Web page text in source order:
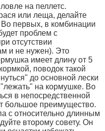
на пеллетс.
или леща, делайте
Во первых, в комбинации
проблем с
отсутствии
и не нужен). Это
имеет длину от 5
поводок такой
до основной лески
"лежать" на кормушке. Во
в непосредственной
большое преимущество.
с относительно длинным
второму совету. Он